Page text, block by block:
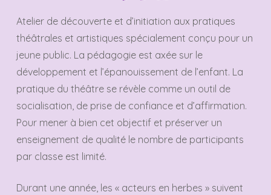
Atelier de découverte et d’initiation aux pratiques
théâtrales et artistiques spécialement conçu pour un
jeune public. La pédagogie est axée sur le
développement et l’épanouissement de l’enfant. La
pratique du théâtre se révèle comme un outil de
socialisation, de prise de confiance et d’affirmation.
Pour mener à bien cet objectif et préserver un
enseignement de qualité le nombre de participants
par classe est limité.
Durant une année, les « acteurs en herbes » suivent